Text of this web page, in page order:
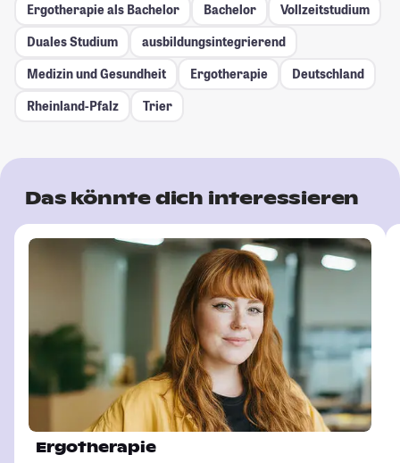
Ergotherapie als Bachelor
Bachelor
Vollzeitstudium
Duales Studium
ausbildungsintegrierend
Medizin und Gesundheit
Ergotherapie
Deutschland
Rheinland-Pfalz
Trier
Das könnte dich interessieren
Ergotherapie